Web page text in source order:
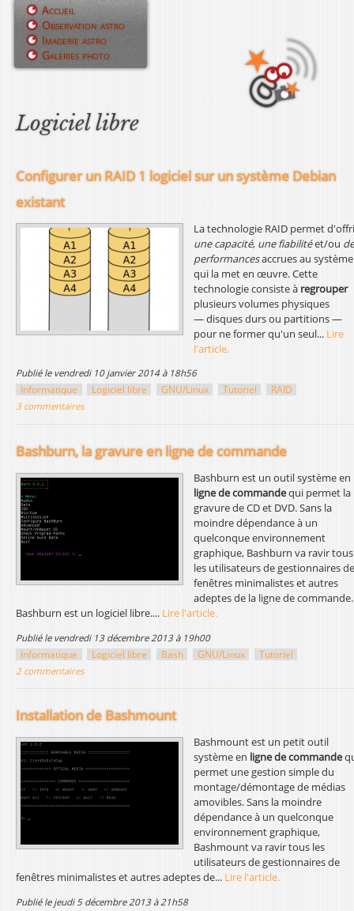
Jump to navigation
Logiciel libre
Configurer un RAID 1 logiciel sur un système Debian
existant
La technologie RAID permet
une capacité, une fiabilitéet/ou
performancesaccrues au système
qui la met en œuvre. Cette
technologie consiste à regrouper
plusieurs volumes physiques
— disques durs ou partitions —
pour ne former qu'un seul... Lire
l'article.
publié le vendredi 10 janvier 2014 à 18h56
Informatique
Logiciel libre GNU/Linux Tutoriel
RAID
3 commentaires
Bashburn, la gravure en ligne de commande
Bashburn est un outil système en
ligne de commandequi permet la
gravure de CD et DVD. Sans la
moindre dépendance à un
quelconque environnement
graphique, Bashburn va ravir tous
les utilisateurs de gestionnaires de
fenêtres minimalistes et autres
adeptes de la ligne de commande.
Bashburn est un logiciel libre.... Lire l'article.
publié le vendredi 13 décembre 2013 à 19h00
Informatique
Logiciel libre Bash GNU/Linux
Tutoriel
2 commentaires
Installation de Bashmount
Bashmount est un petit outil
système en ligne de commande
permet une gestion simple du
montage/démontage de médias
amovibles. Sans la moindre
dépendance à un quelconque
environnement graphique,
Bashmount va ravir tous les
utilisateurs de gestionnaires de
fenêtres minimalistes et autres adeptes de... Lire l'article.
publié le jeudi 5 décembre 2013 à 21h58
M
u
r
i
n
l
Accueil
Observation astro
Imagerie astro
Galeries photo